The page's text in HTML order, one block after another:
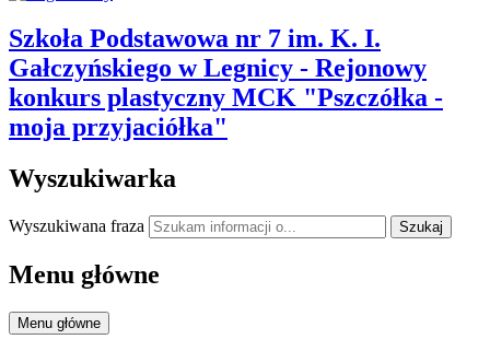
Szkoła Podstawowa nr 7 im. K. I.
Gałczyńskiego w Legnicy - Rejonowy
konkurs plastyczny MCK "Pszczółka -
moja przyjaciółka"
Wyszukiwarka
Wyszukiwana fraza Szukaj
Menu główne
Menu główne